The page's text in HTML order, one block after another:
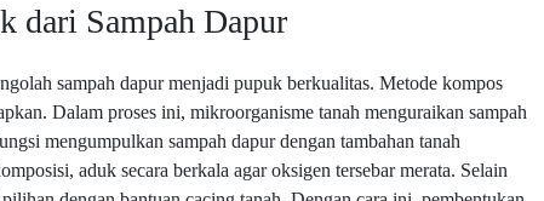
dari Sampah Dapur
sampah dapur menjadi pupuk berkualitas. Metode kompos
Dalam proses ini, mikroorganisme tanah menguraikan sampah
mengumpulkan sampah dapur dengan tambahan tanah
aduk secara berkala agar oksigen tersebar merata. Selain